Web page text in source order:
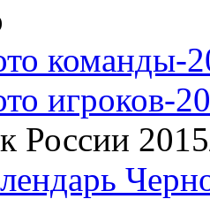
команды-
игроков-
России